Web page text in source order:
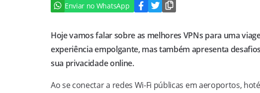
Enviar no WhatsApp
Hoje vamos falar sobre as melhores VPNs para uma
experiência empolgante, mas também apresenta
sua privacidade online.
Ao se conectar a redes Wi-Fi públicas em aeroportos,